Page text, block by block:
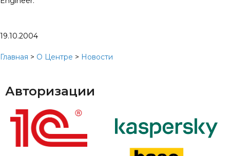
19.10.2004
Главная > О Центре > Новости
Авторизации